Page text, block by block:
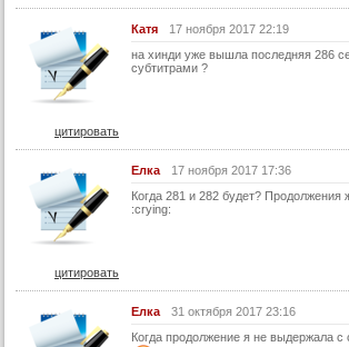
61 серия (суб)
62 серия (суб)
64 серия (суб)
65 серия (суб)
66 серия (суб)
67 серия (суб)
68 серия (суб)
70 серия (суб)
Катя
17 ноября 2017 22:19
на хинди уже вышла последняя 286
субтитрами ?
цитировать
Елка
17 ноября 2017 17:36
Когда 281 и 282 будет? Продолжения
:crying:
цитировать
Елка
31 октября 2017 23:16
Когда продолжение я не выдержала